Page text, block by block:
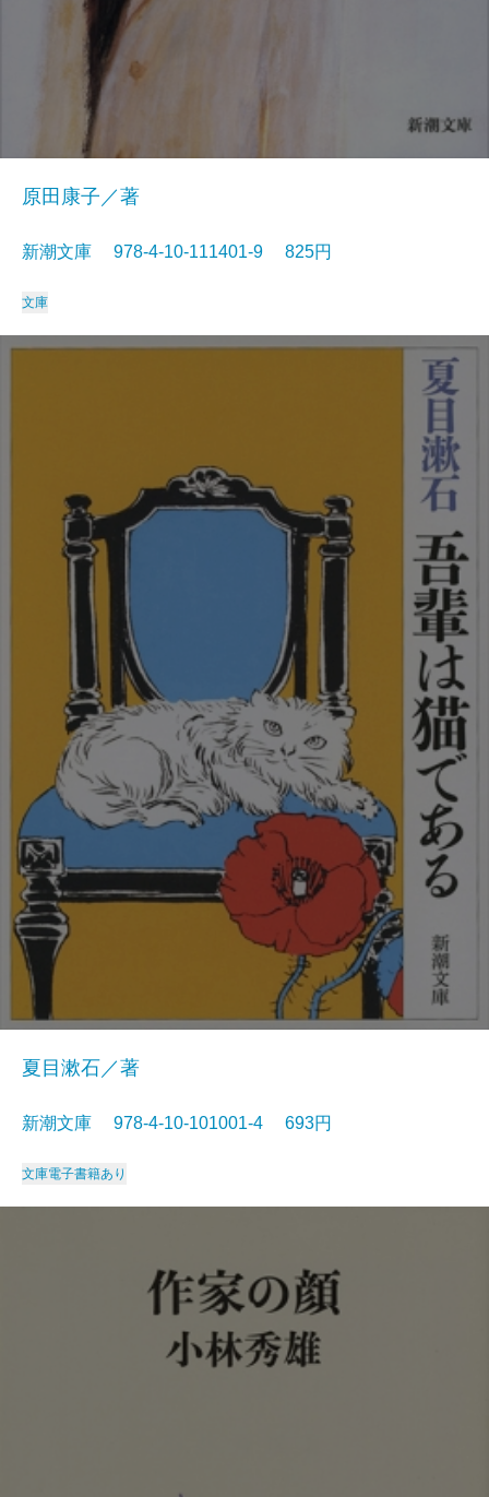
原田康子／著
新潮文庫 978-4-10-111401-9 825円
文庫
夏目漱石／著
新潮文庫 978-4-10-101001-4 693円
文庫電子書籍あり